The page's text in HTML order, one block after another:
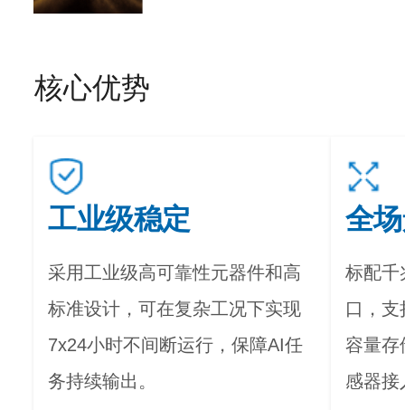
核心优势
工业级稳定
采用工业级高可靠性元器件和高
标准设计，可在复杂工况下实现
7x24小时不间断运行，保障AI任
务持续输出。
全
标配千
口，
容量存
感器接